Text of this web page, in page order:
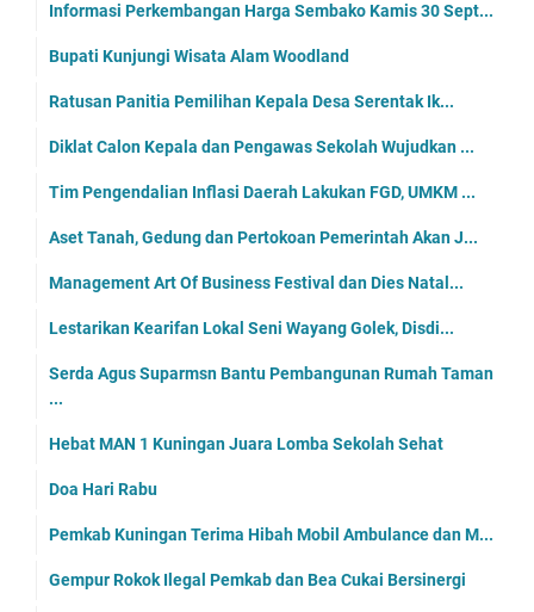
Informasi Perkembangan Harga Sembako Kamis 30 Sept...
Bupati Kunjungi Wisata Alam Woodland
Ratusan Panitia Pemilihan Kepala Desa Serentak Ik...
Diklat Calon Kepala dan Pengawas Sekolah Wujudkan ...
Tim Pengendalian Inflasi Daerah Lakukan FGD, UMKM ...
Aset Tanah, Gedung dan Pertokoan Pemerintah Akan J...
Management Art Of Business Festival dan Dies Natal...
Lestarikan Kearifan Lokal Seni Wayang Golek, Disdi...
Serda Agus Suparmsn Bantu Pembangunan Rumah Taman
...
Hebat MAN 1 Kuningan Juara Lomba Sekolah Sehat
Doa Hari Rabu
Pemkab Kuningan Terima Hibah Mobil Ambulance dan M...
Gempur Rokok Ilegal Pemkab dan Bea Cukai Bersinergi